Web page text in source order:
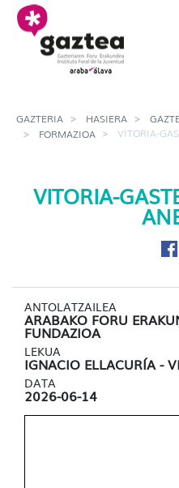
Eduki nagusira joan
Vitoria-
GAZTERIA HASIERA
FORMAZIOA
VITORIA-
VITORIA-
ANTOLATZAILEA
ARABAKO FORU
FUNDAZIOA
LEKUA
IGNACIO ELLACURÍA -
DATA
2026-06-14